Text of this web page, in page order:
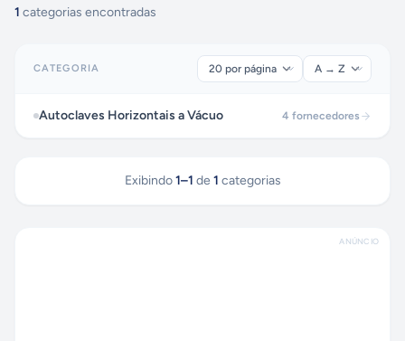
1 categorias encontradas
CATEGORIA
Autoclaves Horizontais a Vácuo 4 fornecedores
Exibindo 1–1 de 1 categorias
ANÚNCIO